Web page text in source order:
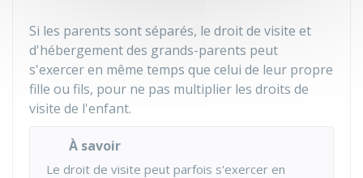
Si les parents sont séparés, le droit de visite et
d'hébergement des grands-parents peut
s'exercer en même temps que celui de leur propre
fille ou fils, pour ne pas multiplier les droits de
visite de l'enfant.
À savoir
Le droit de visite peut parfois s'exercer en